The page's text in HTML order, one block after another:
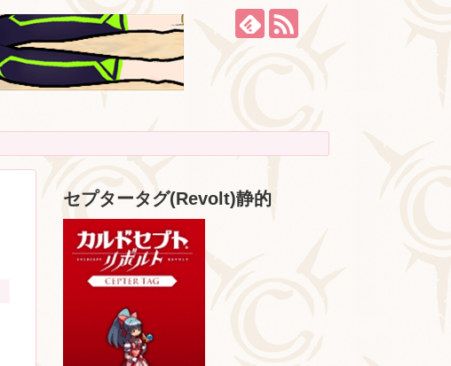
セプタータグ(Revolt)静的